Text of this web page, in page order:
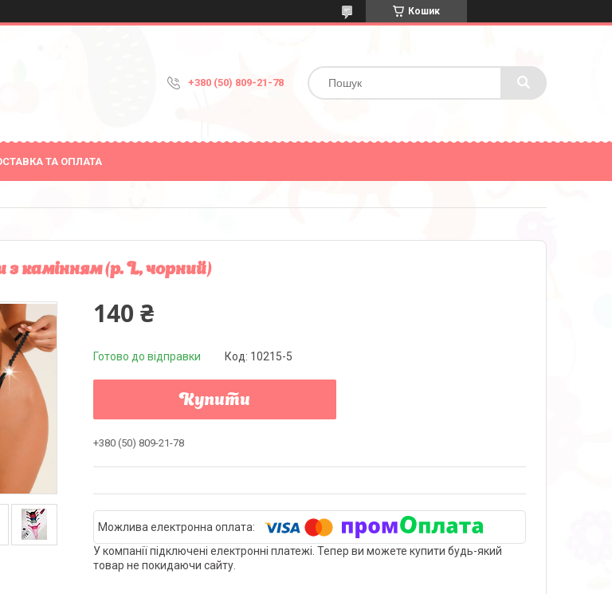
Кошик
+380 (50) 809-21-78
ТА ОПЛАТА
з камінням (р. L, чорний)
140 ₴
Готово до відправки Код: 10215-5
Купити
+380 (50) 809-21-78
У компанії підключені електронні платежі. Тепер ви можете купити будь-який
товар не покидаючи сайту.